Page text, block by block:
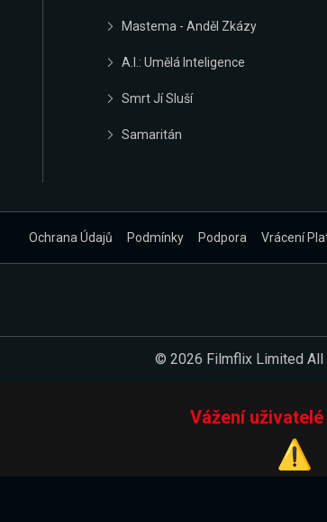
Mastema - Anděl Zkázy
A.I.: Umělá Inteligence
Smrt Jí Sluší
Samaritán
Ochrana Údajů Podmínky Podpora Vrácení
© 2026 Filmflix Limited All
Vážení
⚠️